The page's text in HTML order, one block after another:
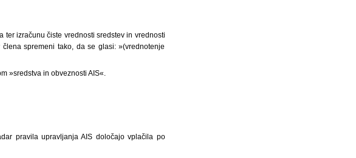
izračunu čiste vrednosti sredstev in vrednosti
spremeni tako, da se glasi: »(vrednotenje
»sredstva in obveznosti AIS«.
pravila upravljanja AIS določajo vplačila po